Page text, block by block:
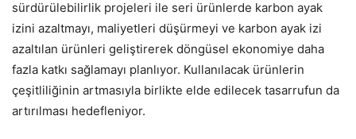
sürdürülebilirlik projeleri ile seri ürünlerde karbon ayak
izini azaltmayı, maliyetleri düşürmeyi ve karbon ayak izi
azaltılan ürünleri geliştirerek döngüsel ekonomiye daha
fazla katkı sağlamayı planlıyor. Kullanılacak ürünlerin
çeşitliliğinin artmasıyla birlikte elde edilecek tasarrufun da
artırılması hedefleniyor.